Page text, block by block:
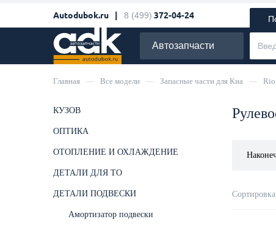
Autodubok.ru | 8 (499) 372-04-24
Автозапчасти
Главная — Все модели — Запасные части для Киа — Rio
КУЗОВ
ОПТИКА
ОТОПЛЕНИЕ И ОХЛАЖДЕНИЕ
ДЕТАЛИ ДЛЯ ТО
ДЕТАЛИ ПОДВЕСКИ
Амортизатор подвески